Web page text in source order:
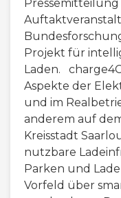
Pressemitteilung
Projekt für
Laden.
Aspekte der
und im
anderem auf
Kreisstadt
nutzbare
Parken und
Vorfeld über